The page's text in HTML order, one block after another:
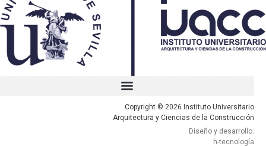
Copyright © 2026 Instituto Universitario
Arquitectura y Ciencias de la Construcción
Diseño y desarrollo:
h-tecnología